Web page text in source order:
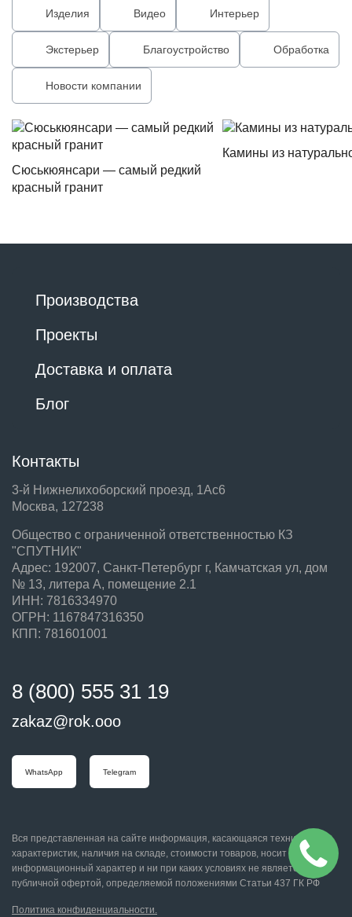
Изделия Видео Интерьер
Экстерьер Благоустройство Обработка
Новости компании
Сюськюянсари — самый редкий
красный гранит
Камины из
Производства
Проекты
Доставка и оплата
Блог
Контакты
3-й Нижнелихоборский проезд, 1Ас6
Москва, 127238
Общество с ограниченной ответственностью КЗ
"СПУТНИК"
Адрес: 192007, Санкт-Петербург г, Камчатская ул, дом
№ 13, литера А, помещение 2.1
ИНН: 7816334970
ОГРН: 1167847316350
КПП: 781601001
8 (800) 555 31 19
zakaz@rok.ooo
WhatsApp Telegram
Вся представленная на сайте информация, касающаяся технических
характеристик, наличия на складе, стоимости товаров, носит
информационный характер и ни при каких условиях не является
публичной офертой, определяемой положениями Статьи 437 ГК РФ
Политика конфиденциальности.